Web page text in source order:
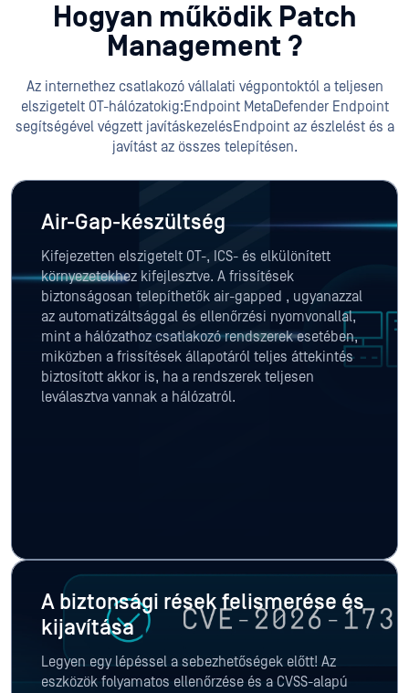
Hogyan működik Patch
Management ?
Az internethez csatlakozó vállalati végpontoktól a teljesen
elszigetelt OT-hálózatokig:Endpoint MetaDefender Endpoint
segítségével végzett javításkezelésEndpoint az észlelést és a
javítást az összes telepítésen.
Air-Gap-készültség
Kifejezetten elszigetelt OT-, ICS- és elkülönített
környezetekhez kifejlesztve. A frissítések
biztonságosan telepíthetők air-gapped , ugyanazzal
az automatizáltsággal és ellenőrzési nyomvonallal,
mint a hálózathoz csatlakozó rendszerek esetében,
miközben a frissítések állapotáról teljes áttekintés
biztosított akkor is, ha a rendszerek teljesen
leválasztva vannak a hálózatról.
A biztonsági rések felismerése és
kijavítása
Legyen egy lépéssel a sebezhetőségek előtt! Az
eszközök folyamatos ellenőrzése és a CVSS-alapú